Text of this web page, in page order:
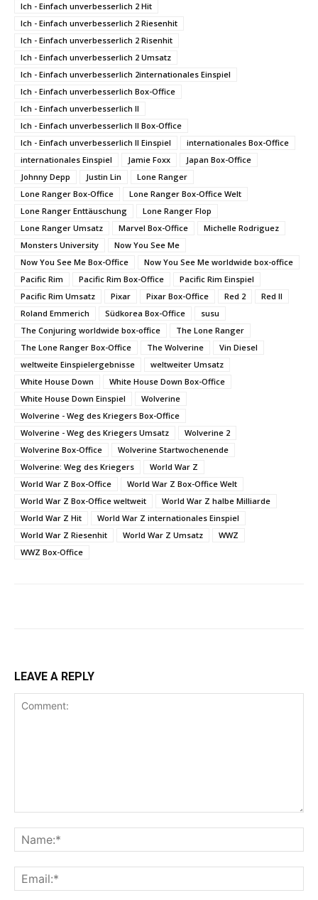
Ich - Einfach unverbesserlich 2 Hit
Ich - Einfach unverbesserlich 2 Riesenhit
Ich - Einfach unverbesserlich 2 Risenhit
Ich - Einfach unverbesserlich 2 Umsatz
Ich - Einfach unverbesserlich 2internationales Einspiel
Ich - Einfach unverbesserlich Box-Office
Ich - Einfach unverbesserlich II
Ich - Einfach unverbesserlich II Box-Office
Ich - Einfach unverbesserlich II Einspiel
internationales Box-Office
internationales Einspiel
Jamie Foxx
Japan Box-Office
Johnny Depp
Justin Lin
Lone Ranger
Lone Ranger Box-Office
Lone Ranger Box-Office Welt
Lone Ranger Enttäuschung
Lone Ranger Flop
Lone Ranger Umsatz
Marvel Box-Office
Michelle Rodriguez
Monsters University
Now You See Me
Now You See Me Box-Office
Now You See Me worldwide box-office
Pacific Rim
Pacific Rim Box-Office
Pacific Rim Einspiel
Pacific Rim Umsatz
Pixar Pixar Box-Office Red 2
Red II
Roland Emmerich
Südkorea Box-Office
susu
The Conjuring worldwide box-office
The Lone Ranger
The Lone Ranger Box-Office
The Wolverine
Vin Diesel
weltweite Einspielergebnisse
weltweiter Umsatz
White House Down
White House Down Box-Office
White House Down Einspiel
Wolverine
Wolverine - Weg des Kriegers Box-Office
Wolverine - Weg des Kriegers Umsatz
Wolverine 2
Wolverine Box-Office
Wolverine Startwochenende
Wolverine: Weg des Kriegers
World War Z
World War Z Box-Office
World War Z Box-Office Welt
World War Z Box-Office weltweit
World War Z halbe Milliarde
World War Z Hit
World War Z internationales Einspiel
World War Z Riesenhit
World War Z Umsatz
WWZ
WWZ Box-Office
LEAVE A REPLY